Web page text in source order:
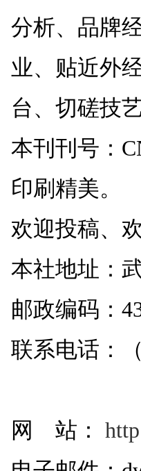
分析、品牌
业、贴近外
台、切磋技
本刊刊号：
印刷精美。
欢迎投稿、
本社地址：
邮政编码：
联系电话：
网 站：